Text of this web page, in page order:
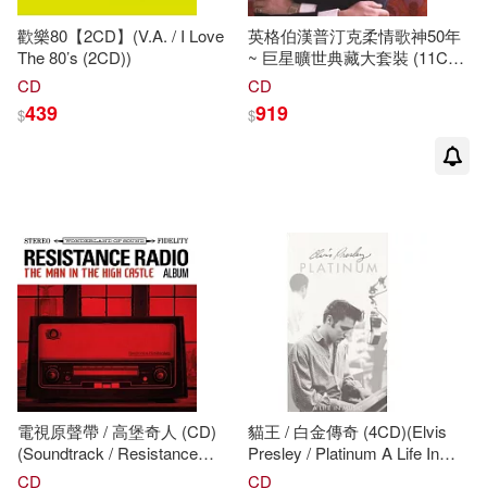
歡樂80【2CD】(V.A. / I Love
The 80’s (2CD))
CD
$439
英格伯漢普汀克柔情歌神50年
~ 巨星曠世典藏大套裝 (11CD)
(Engelbert Humperdinck / The
Albums-【11 CDs】/)
CD
$919
電視原聲帶 / 高堡奇人 (CD)
(Soundtrack / Resistance
Radio: The Man In The High
CD
貓王 / 白金傳奇 (4CD)(Elvis
Presley / Platinum A Life In
Music (4CD))
CD